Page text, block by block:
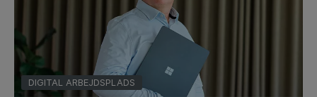
DIGITAL ARBEJDSPLADS